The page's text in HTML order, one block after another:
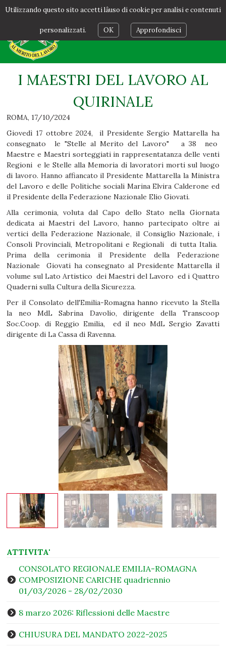
Utilizzando questo sito accetti lâuso di cookie per analisi e contenuti
personalizzati. OK Approfondisci
I MAESTRI DEL LAVORO AL
QUIRINALE
ROMA, 17/10/2024
Giovedì 17 ottobre 2024, il Presidente Sergio Mattarella ha
consegnato le "Stelle al Merito del Lavoro" a 38 neo
Maestre e Maestri sorteggiati in rappresentatanza delle venti
Regioni e le Stelle alla Memoria di lavoratori morti sul luogo
di lavoro. Hanno affiancato il Presidente Mattarella la Ministra
del Lavoro e delle Politiche sociali Marina Elvira Calderone ed
il Presidente della Federazione Nazionale Elio Giovati.
Alla cerimonia, voluta dal Capo dello Stato nella Giornata
dedicata ai Maestri del Lavoro, hanno partecipato oltre ai
vertici della Federazione Nazionale, il Consiglio Nazionale, i
Consoli Provinciali, Metropolitani e Regionali di tutta Italia.
Prima della cerimonia il Presidente della Federazione
Nazionale Giovati ha consegnato al Presidente Mattarella il
volume sul Lato Artistico dei Maestri del Lavoro ed i Quattro
Quaderni sulla Cultura della Sicurezza.
Per il Consolato dell'Emilia-Romagna hanno ricevuto la Stella
la neo MdL Sabrina Davolio, dirigente della Transcoop
Soc.Coop. di Reggio Emilia, ed il neo MdL Sergio Zavatti
dirigente di La Cassa di Ravenna.
ATTIVITA'
CONSOLATO REGIONALE EMILIA-ROMAGNA
COMPOSIZIONE CARICHE quadriennio
01/03/2026 - 28/02/2030
8 marzo 2026: Riflessioni delle Maestre
CHIUSURA DEL MANDATO 2022-2025